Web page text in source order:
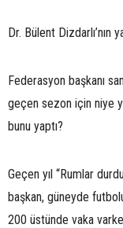
Dr. Bülent Dizdarlı’nın
Federasyon başkanı
geçen sezon için niye
bunu yaptı?
Geçen yıl “Rumlar
başkan, güneyde
200 üstünde vaka